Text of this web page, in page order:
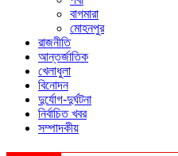
বাগমারা
মোহনপুর
রাজনীতি
আন্তর্জাতিক
খেলাধুলা
বিনোদন
দুর্যোগ-দুর্ঘটনা
নির্বাচিত খবর
সম্পাদকীয়